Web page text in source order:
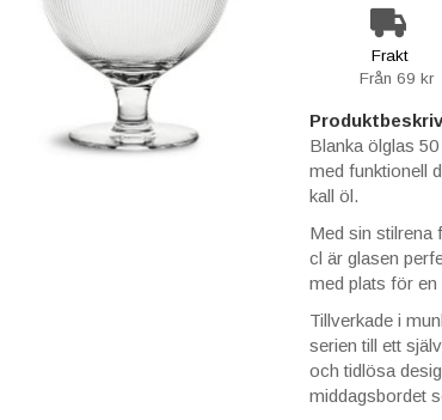
Frakt
Från 69 kr
Blanka ölglas
med funktionell
kall öl.
Med sin stilrena
cl är glasen
med plats för
Tillverkade i
serien till ett
och tidlösa
middagsbordet